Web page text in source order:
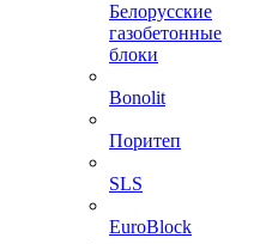
Белорусские
газобетонные
блоки
Bonolit
Поритеп
SLS
EuroBlock